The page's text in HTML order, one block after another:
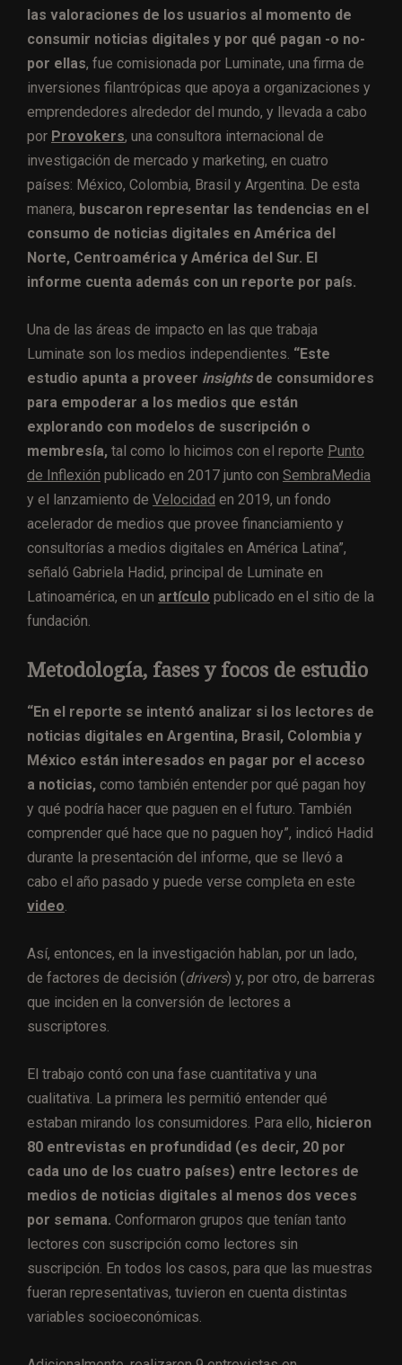
las valoraciones de los usuarios al momento de
consumir noticias digitales y por qué pagan -o no-
por ellas, fue comisionada por Luminate, una firma de
inversiones filantrópicas que apoya a organizaciones y
emprendedores alrededor del mundo, y llevada a cabo
por Provokers, una consultora internacional de
investigación de mercado y marketing, en cuatro
países: México, Colombia, Brasil y Argentina. De esta
manera, buscaron representar las tendencias en el
consumo de noticias digitales en América del
Norte, Centroamérica y América del Sur. El
informe cuenta además con un reporte por país.
Una de las áreas de impacto en las que trabaja
Luminate son los medios independientes. “Este
estudio apunta a proveer insightsde consumidores
para empoderar a los medios que están
explorando con modelos de suscripción o
membresía, tal como lo hicimos con el reporte Punto
de Inflexión publicado en 2017 junto con SembraMedia
y el lanzamiento de Velocidad en 2019, un fondo
acelerador de medios que provee financiamiento y
consultorías a medios digitales en América Latina”,
señaló Gabriela Hadid, principal de Luminate en
Latinoamérica, en un artículo publicado en el sitio de la
fundación.
Metodología, fases y focos de estudio
“En el reporte se intentó analizar si los lectores de
noticias digitales en Argentina, Brasil, Colombia y
México están interesados en pagar por el acceso
a noticias, como también entender por qué pagan hoy
y qué podría hacer que paguen en el futuro. También
comprender qué hace que no paguen hoy”, indicó Hadid
durante la presentación del informe, que se llevó a
cabo el año pasado y puede verse completa en este
video.
Así, entonces, en la investigación hablan, por un lado,
de factores de decisión (drivers) y, por otro, de barreras
que inciden en la conversión de lectores a
suscriptores.
El trabajo contó con una fase cuantitativa y una
cualitativa. La primera les permitió entender qué
estaban mirando los consumidores. Para ello, hicieron
80 entrevistas en profundidad (es decir, 20 por
cada uno de los cuatro países) entre lectores de
medios de noticias digitales al menos dos veces
por semana. Conformaron grupos que tenían tanto
lectores con suscripción como lectores sin
suscripción. En todos los casos, para que las muestras
fueran representativas, tuvieron en cuenta distintas
variables socioeconómicas.